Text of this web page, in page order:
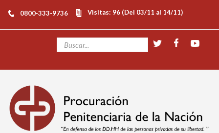
0800-333-9736 Visitas: 96 (Del 03/11 al 14/11)